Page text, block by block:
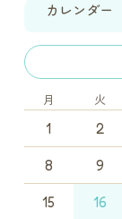
カレンダー
月 火
1 2
8 9
15 16